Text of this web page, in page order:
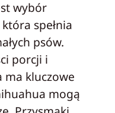
wybór
spełnia
psów.
porcji i
kluczowe
mogą